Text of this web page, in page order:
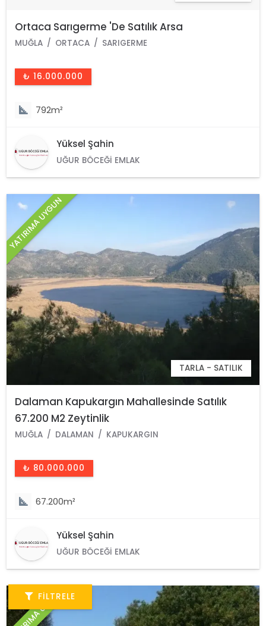
FILTRELE
Ortaca Sarıgerme 'De Satılık Arsa
MUĞLA ORTACA SARIGERME
₺ 16.000.000
792m²
Yüksel Şahin
UĞUR BÖCEĞI EMLAK
YATIRIMA UYGUN
TARLA - SATILIK
Dalaman Kapukargın Mahallesinde Satılık
67.200 M2 Zeytinlik
MUĞLA DALAMAN KAPUKARGIN
₺ 80.000.000
67.200m²
Yüksel Şahin
UĞUR BÖCEĞI EMLAK